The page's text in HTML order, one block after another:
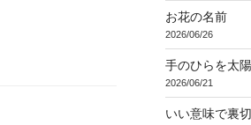
お花の名前
2026/06/26
手のひらを太
2026/06/21
いい意味で裏